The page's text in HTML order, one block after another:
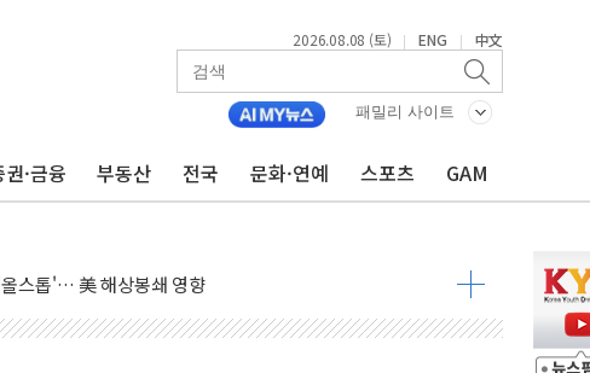
2026.08.08 (토) | ENG | 中文
패밀리 사이트
·금융 부동산 전국 문화·연예 스포츠 GAM
성 낮아지며 상승… STOXX 600 지수는 나흘 연속 최고치
우세
"
제동
" 촉각
반도체주 '활짝'